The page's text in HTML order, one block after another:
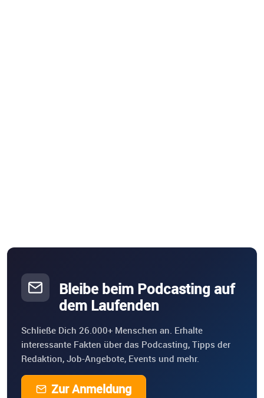
Bleibe beim Podcasting auf
dem Laufenden
Schließe Dich 26.000+ Menschen an. Erhalte
interessante Fakten über das Podcasting, Tipps der
Redaktion, Job-Angebote, Events und mehr.
Zur Anmeldung